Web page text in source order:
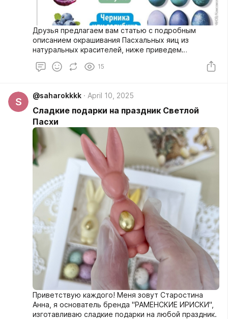
Друзья предлагаем вам статью с подробным
описанием окрашивания Пасхальных яиц из
натуральных красителей, ниже приведем
15
S
@saharokkkk April 10, 2025
Сладкие подарки на праздник Светлой
Пасхи
Приветствую каждого! Меня зовут Старостина
Анна, я основатель бренда "РАМЕНСКИЕ ИРИСКИ",
изготавливаю сладкие подарки на любой праздник.